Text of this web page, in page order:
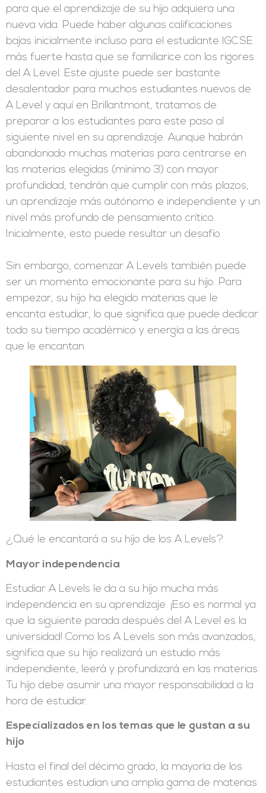
para que el aprendizaje de su hijo adquiera una
nueva vida. Puede haber algunas calificaciones
bajas inicialmente incluso para el estudiante IGCSE
más fuerte hasta que se familiarice con los rigores
del A Level. Este ajuste puede ser bastante
desalentador para muchos estudiantes nuevos de
A Level y aquí en Brillantmont, tratamos de
preparar a los estudiantes para este paso al
siguiente nivel en su aprendizaje. Aunque habrán
abandonado muchas materias para centrarse en
las materias elegidas (mínimo 3) con mayor
profundidad, tendrán que cumplir con más plazos,
un aprendizaje más autónomo e independiente y un
nivel más profundo de pensamiento crítico.
Inicialmente, esto puede resultar un desafío.
Sin embargo, comenzar A Levels también puede
ser un momento emocionante para su hijo. Para
empezar, su hijo ha elegido materias que le
encanta estudiar, lo que significa que puede dedicar
todo su tiempo académico y energía a las áreas
que le encantan.
¿Qué le encantará a su hijo de los A Levels?
Mayor independencia
Estudiar A Levels le da a su hijo mucha más
independencia en su aprendizaje. ¡Eso es normal ya
que la siguiente parada después del A Level es la
universidad! Como los A Levels son más avanzados,
significa que su hijo realizará un estudio más
independiente, leerá y profundizará en las materias.
Tu hijo debe asumir una mayor responsabilidad a la
hora de estudiar.
Especializados en los temas que le gustan a su
hijo
Hasta el final del décimo grado, la mayoría de los
estudiantes estudian una amplia gama de materias